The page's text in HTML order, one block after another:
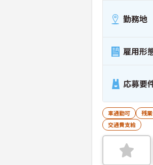
勤務地
雇用形
応募要
車通勤可 残
交通費支給